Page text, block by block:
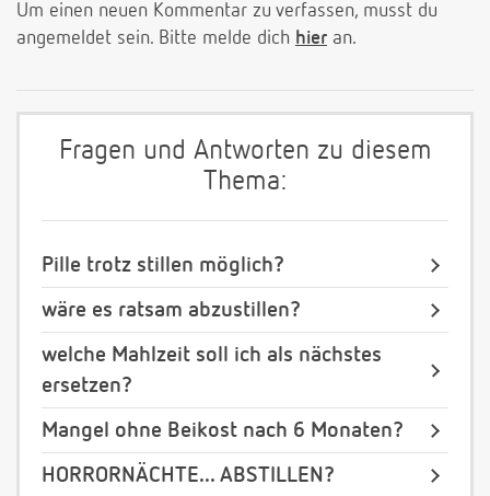
Um einen neuen Kommentar zu verfassen, musst du
angemeldet sein. Bitte melde dich hier an.
Fragen und Antworten zu diesem
Thema:
Pille trotz stillen möglich?
wäre es ratsam abzustillen?
welche Mahlzeit soll ich als nächstes
ersetzen?
Mangel ohne Beikost nach 6 Monaten?
HORRORNÄCHTE... ABSTILLEN?